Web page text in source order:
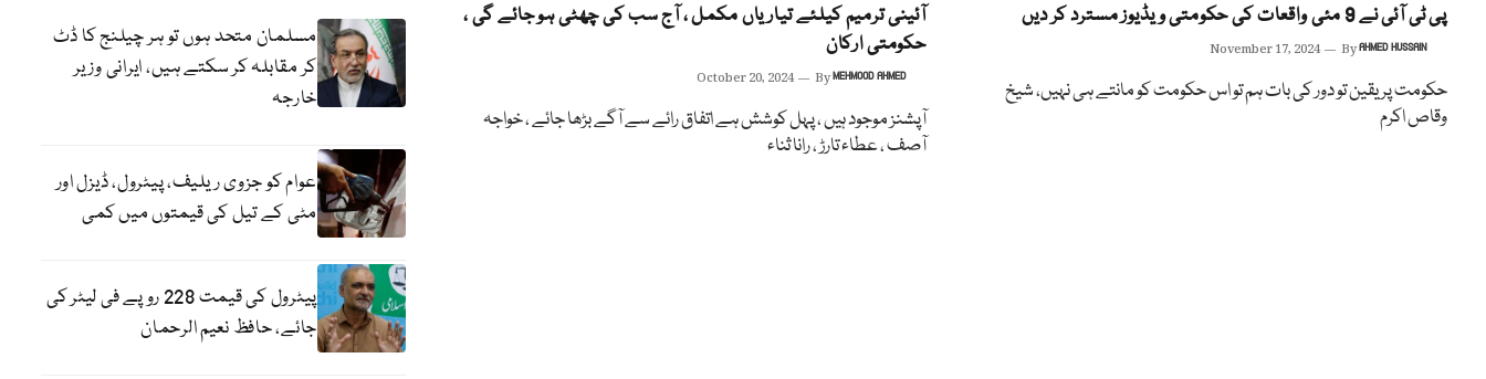
پی ٹی آئی نے 9 مئی واقعات کی حکومتی ویڈیوز مسترد کر دیں
November 17, 2024 ByAHMED HUSSAIN
حکومت پر یقین تو دور کی بات ہم تو اس حکومت کو مانتے ہی نہیں، شیخ
وقاص اکرم
آئینی ترمیم کیلئے تیاریاں مکمل ، آج سب کی چھٹی ہو جائے گی ،
حکومتی ارکان
October 20, 2024 ByMEHMOOD AHMED
آپشنز موجود ہیں ، پہل کوشش ہے اتفاق رائے سے آگے بڑھا جائے ، خواجہ
آصف ، عطاء تارڑ ، رانا ثناء
مسلمان متحد ہوں تو ہر چیلنج کا ڈٹ
کر مقابلہ کر سکتے ہیں، ایرانی وزیر
خارجہ
عوام کو جزوی ریلیف، پیٹرول، ڈیزل اور
مٹی کے تیل کی قیمتوں میں کمی
پیٹرول کی قیمت 228 روپے فی لیٹر کی
جائے، حافظ نعیم الرحمان